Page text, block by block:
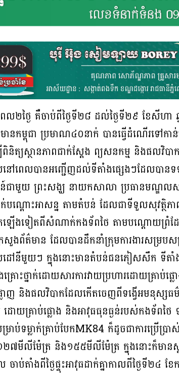
ល២ថ្ងៃ គឺចាប់ពីថ្ងៃទី២៨ ដល់ថ្ងៃទី២៩ ខែសីហា
ម្ពុជា ប្រមាណ៤០នាក់ បានធ្វើដំណើរទៅកាន់
ពិនិត្យស្ថានភាពជាក់ស្តែង ព្យសនកម្ម និងផលវិ
នៅពេលបានអញ្ជើញដល់ទីតាំងផ្សេងៗដែលបានទ
ជាមួយ ព្រះសង្ឃ នាយកសាលា ប្រធានមណ្ឌលសុ
ណ្តោះអាសន្ន តាមតំបន់ ដែលជាទីទួលសុវត្ថិភា
តឡើងទៀតពីសំណាក់កងទ័ពថៃ តាមបណ្តោយព្រំដ
ក្រសួងព័ត៌មាន ដែលបានដឹកនាំក្រុមការងារសម្រ
ដៅនីមួយៗ ក្នុងនោះមានតំបន់ជនភៀសសឹក ទីតាំ
រោះថ្នាក់ដោយសារការវាយប្រហារដោយគ្រាប់ផ្
ញ និងផលវិបាកដែលកើតចេញពីទង្វើអមនុស្សធម៌
ោយគ្រាប់ផ្លោង និងអាវុធធុនធ្ងន់របស់កងទ័ពថៃ
ម្លាក់គ្រាប់បែកMK84 ក៏ដូចជាការប្រើប្រាស់
២៧មីលីម៉ែត្រ និង១៥៥មីលីម៉ែត្រ ក្នុងនោះក៏មានស្
តាំងពីថ្ងៃផ្ទុះអាវុធដាក់គ្នាកាលពីថ្ងៃទី២៤ ខ